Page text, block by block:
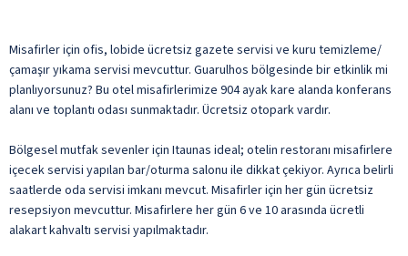
Misafirler için ofis, lobide ücretsiz gazete servisi ve kuru temizleme/
çamaşır yıkama servisi mevcuttur. Guarulhos bölgesinde bir etkinlik mi
planlıyorsunuz? Bu otel misafirlerimize 904 ayak kare alanda konferans
alanı ve toplantı odası sunmaktadır. Ücretsiz otopark vardır.
Bölgesel mutfak sevenler için Itaunas ideal; otelin restoranı misafirlere
içecek servisi yapılan bar/oturma salonu ile dikkat çekiyor. Ayrıca belirli
saatlerde oda servisi imkanı mevcut. Misafirler için her gün ücretsiz
resepsiyon mevcuttur. Misafirlere her gün 6 ve 10 arasında ücretli
alakart kahvaltı servisi yapılmaktadır.